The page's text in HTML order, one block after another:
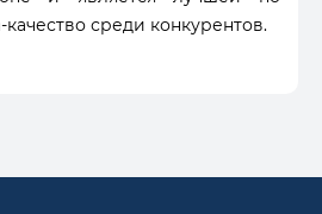
среди конкурентов.